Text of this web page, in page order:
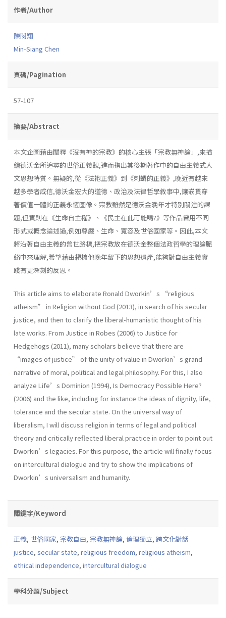
作者/Author
陳閔翔
Min-Siang Chen
頁碼/Pagination
57-107
摘要/Abstract
本文企圖藉由闡釋《沒有神的宗教》的核心主張「宗教無神論」,來描
繪德沃金所追尋的世俗正義觀,進而指出其後期著作中的自由主義式人
文思想特質。無疑的,從《法袍正義》到《刺蝟的正義》,晚近有越來
越多學者咸信,德沃金宏大的道德、政治及法律哲學敘事中,鑲嵌貫穿
著價值一體的正義永恆圖像。宗教雖然是德沃金晚年才特別關注的課
題,但實則在《生命自主權》、《民主在此可能嗎?》等作品曾用不同
形式或概念論述過,例如尊嚴、生命、寬容及世俗國家等。因此,本文
將沿著自由主義的普世路標,把宗教放在德沃金整個法政哲學的理論脈
絡中來理解,希望藉由耙梳他晚年留下的思想遺產,能夠對自由主義實
踐有更深刻的反思。
This article aims to elaborate Ronald Dworkin’s “religious
atheism” in Religion without God (2013), in search of his secular
justice, and then to clarify the liberal-humanistic thought of his
late works. From Justice in Robes (2006) to Justice for
Hedgehogs (2011), many scholars believe that there are
“images of justice” of the unity of value in Dworkin’s grand
narrative of moral, political and legal philosophy. For this, I also
analyze Life’s Dominion (1994), Is Democracy Possible Here?
(2006) and the like, including for instance the ideas of dignity, life,
tolerance and the secular state. On the universal way of
liberalism, I will discuss religion in terms of legal and political
theory and critically reflected liberal practice in order to point out
Dworkin’s legacies. For this purpose, the article will finally focus
on intercultural dialogue and try to show the implications of
Dworkin’s universalism and humanity.
關鍵字/Keyword
正義, 世俗國家, 宗教自由, 宗教無神論, 倫理獨立, 跨文化對話
justice, secular state, religious freedom, religious atheism,
ethical independence, intercultural dialogue
學科分類/Subject